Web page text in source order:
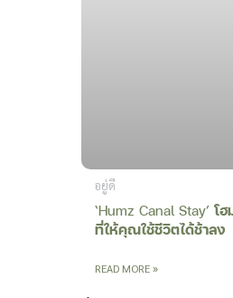
อยู่ดี
‘Humz Canal Stay’ โ
ที่ให้คุณใช้ชีวิตได้ช้าลง
READ MORE »